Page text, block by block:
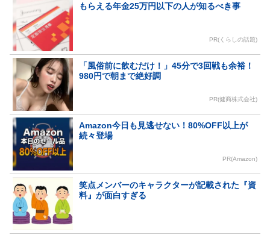
もらえる年金25万円以下の人が知るべき事
PR(くらしの話題)
「風俗前に飲むだけ！」45分で3回戦も余裕！
980円で朝まで絶好調
PR(健商株式会社)
Amazon今日も見逃せない！80%OFF以上が
続々登場
PR(Amazon)
笑点メンバーのキャラクターが記載された『資
料』が面白すぎる